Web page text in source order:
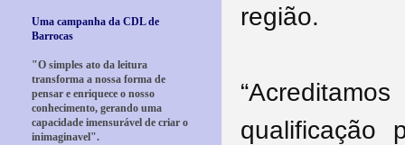
região.
qualificação
Uma campanha da CDL de
Barrocas
"O simples ato da leitura
transforma a nossa forma de
pensar e enriquece o nosso
conhecimento, gerando uma
capacidade imensurável de criar o
inimaginavel".